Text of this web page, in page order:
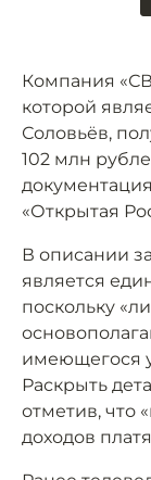
Компания
которой
Соловьёв,
102 млн
документация
«Открытая
В описании
является
поскольку
имеющегося
Раскрыть
отметив, что
доходов